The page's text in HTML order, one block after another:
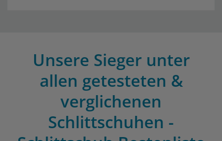
Unsere Sieger unter
allen getesteten &
verglichenen
Schlittschuhen -